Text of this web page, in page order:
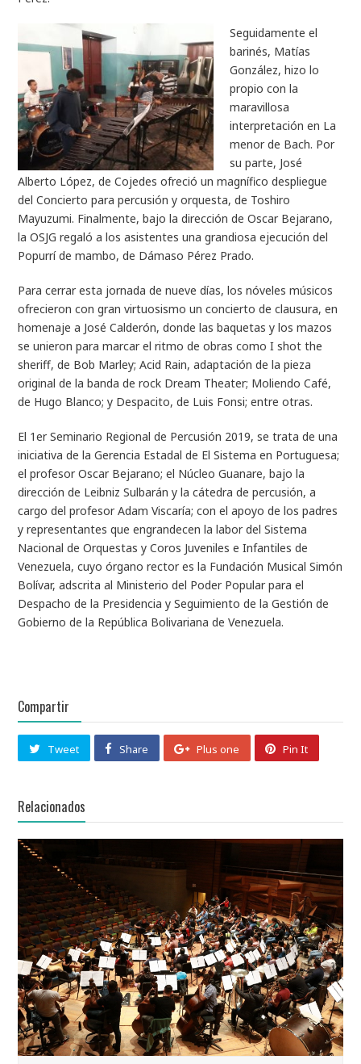
Seguidamente el
barinés, Matías
González, hizo lo
propio con la
maravillosa
interpretación en La
menorde Bach. Por
su parte, José
Alberto López, de Cojedes ofreció un magnífico despliegue
delConcierto para percusión y orquesta, de Toshiro
Mayuzumi. Finalmente, bajo la dirección de Oscar Bejarano,
la OSJG regaló a los asistentes una grandiosa ejecución del
Popurrí de mambo, de Dámaso Pérez Prado.
Para cerrar esta jornada de nueve días, los nóveles músicos
ofrecieron con gran virtuosismo un concierto de clausura, en
homenaje a José Calderón, donde las baquetas y los mazos
se unieron para marcar el ritmo de obras comoI shot the
sheriff, de Bob Marley; Acid Rain, adaptación de la pieza
original de la banda de rock Dream Theater; Moliendo Café,
de Hugo Blanco; y Despacito, de Luis Fonsi; entre otras.
El 1er Seminario Regional de Percusión 2019, se trata de una
iniciativa de la Gerencia Estadal de El Sistema en Portuguesa;
el profesor Oscar Bejarano; el Núcleo Guanare, bajo la
dirección de Leibniz Sulbarán y la cátedra de percusión, a
cargo del profesor Adam Viscaría; con el apoyo de los padres
y representantes que engrandecen la labor del Sistema
Nacional de Orquestas y Coros Juveniles e Infantiles de
Venezuela, cuyo órgano rector es la Fundación Musical Simón
Bolívar, adscrita al Ministerio del Poder Popular para el
Despacho de la Presidencia y Seguimiento de la Gestión de
Gobierno de la República Bolivariana de Venezuela.
Compartir
Tweet Share Plus one Pin It
Relacionados